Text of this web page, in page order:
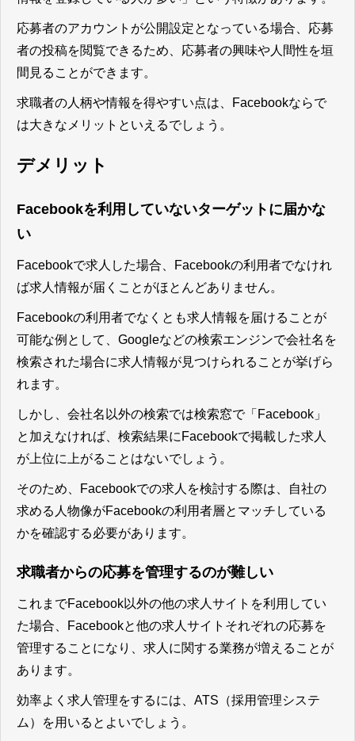
応募者のアカウントが公開設定となっている場合、 応募
者の投稿を閲覧できるため、応募者の興味や人間性を垣
間見ることができます。
求職者の人柄や情報を得やすい点は、Facebookならで
は大きなメリットといえるでしょう。
デメリット
Facebookを利用していないターゲットに届かな
い
Facebookで求人した場合、Facebookの利用者でなけれ
ば求人情報が届くことがほとんどありません。
Facebookの利用者でなくとも求人情報を届けることが
可能な例として、Googleなどの検索エンジンで会社名を
検索された場合に求人情報が見つけられることが挙げら
れます。
しかし、会社名以外の検索では検索窓で「Facebook」
と加えなければ、検索結果にFacebookで掲載した求人
が上位に上がることはないでしょう。
そのため、
Facebookでの求人を検討する際は、自社の
求める人物像がFacebookの利用者層とマッチしている
かを確認する必要があります。
求職者からの応募を管理するのが難しい
これまでFacebook以外の他の求人サイトを利用してい
た場合、Facebookと他の求人サイトそれぞれの応募を
管理することになり、求人に関する業務が増えることが
あります。
効率よく求人管理をするには、ATS（採用管理システ
ム）を用いるとよいでしょう。